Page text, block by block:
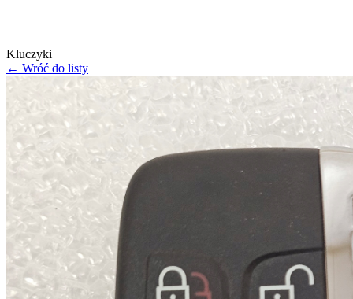
Kluczyki
← Wróć do listy